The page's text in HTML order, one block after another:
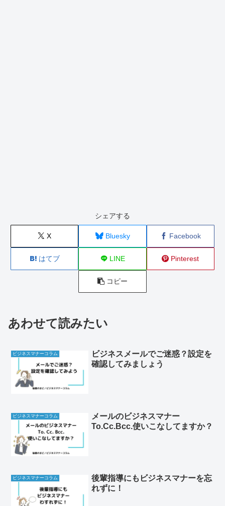
シェアする
X Bluesky Facebook
はてブ LINE Pinterest
コピー
あわせて読みたい
ビジネスマナーコラム
ビジネスメールでご迷惑？設定を
確認してみましょう
ビジネスマナーコラム
メールのビジネスマナー
To.Cc.Bcc.使いこなしてますか？
ビジネスマナーコラム
後輩指導にもビジネスマナーを忘
れずに！